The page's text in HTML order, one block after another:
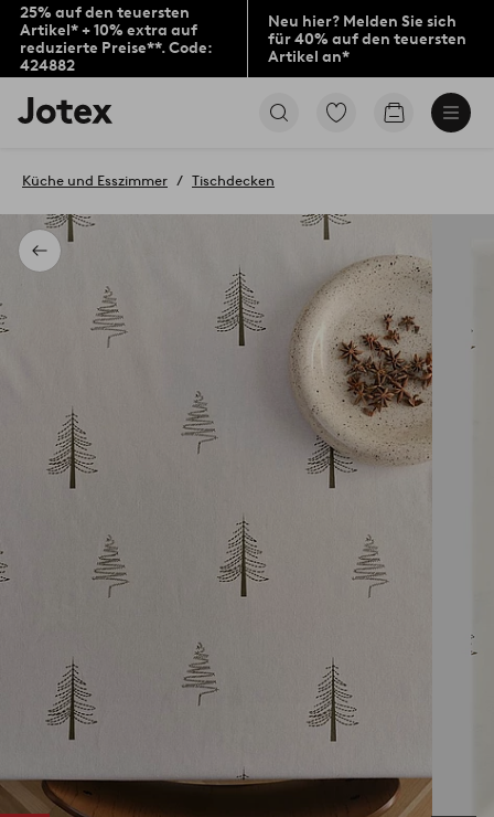
25% auf den teuersten
Artikel* + 10% extra auf
reduzierte Preise**. Code:
424882
Neu hier? Melden Sie sich
für 40% auf den teuersten
Artikel an*
Jotex-
Logo
Startseite
Zu
Produkten
Zum
Zurück
Küche und Esszimmer Tischdecken